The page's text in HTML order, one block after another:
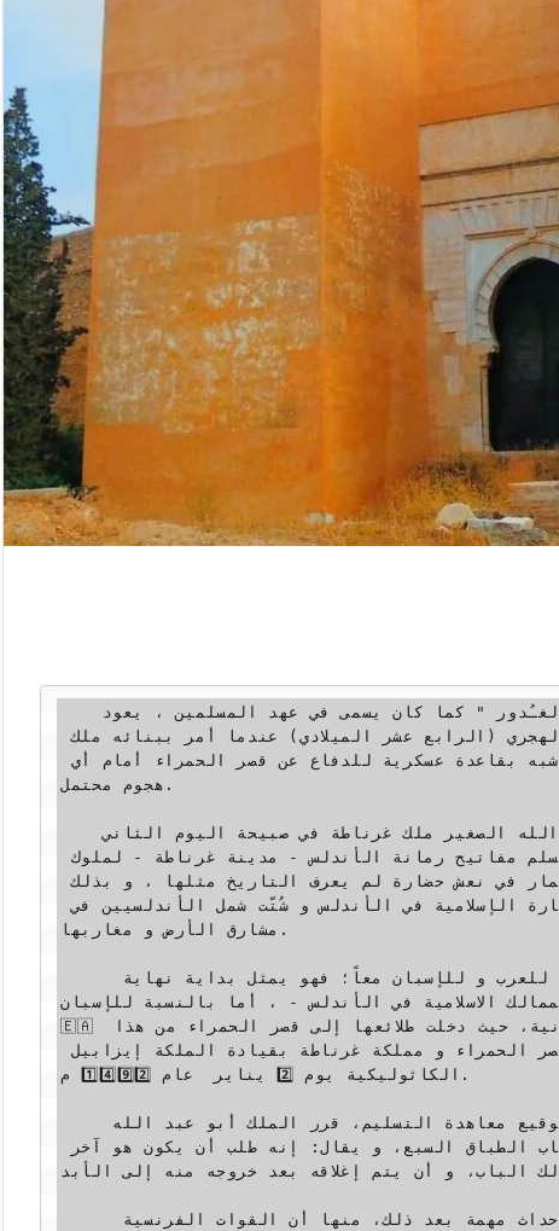
تاريخ بناءه إلى القرن الثامن الهجري (الرابع عشر الميلادي) عندما أمر ببنائه ملك
هجوم محتمل.
قشتالة، ليدقّ بدون رحمة آخر مسمار في نعش حضارة لم يعرف التاريخ مثلها ، و بذلك
يُسدل الستار على 8️⃣ قرون من الحضارة الإسلامية في الأندلس و شُتّت شمل الأندلسيين في
مشارق الأرض و مغاربها.
الاسلامية في الأندلس - ، أما بالنسبة للإسبان
🇪🇦 فيمثل انتصار القوات الإسبانية، حيث دخلت طلائعها إلى قصر الحمراء من هذا
الكاثوليكية يوم 2️⃣ يناير  عام 1️⃣4️⃣9️⃣2️⃣ م.
الباب، و أن يتم إغلاقه بعد خروجه منه إلى الأبد.